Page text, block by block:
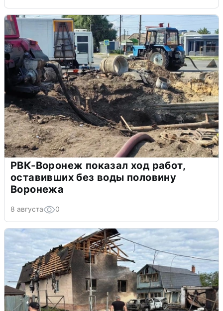
РВК-Воронеж показал ход работ,
оставивших без воды половину
Воронежа
8 августа 0